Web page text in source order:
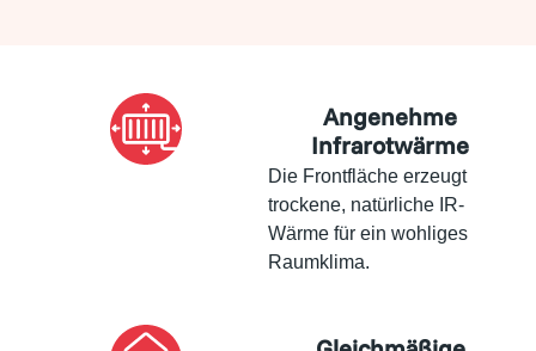
Angenehme
Infrarotwärme
Die Frontfläche erzeugt
trockene, natürliche IR-
Wärme für ein wohliges
Raumklima.